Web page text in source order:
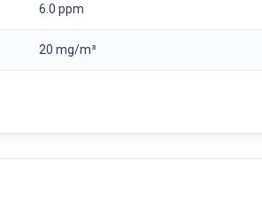
6.0 ppm
20 mg/m³